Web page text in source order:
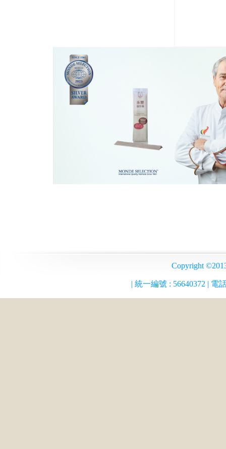
Copyright
| 統一編號 : 56640372 | 電